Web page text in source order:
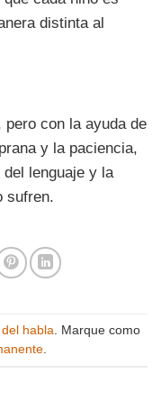
distinta al
con la ayuda de
y la paciencia,
lenguaje y la
sufren.
habla . Marque como